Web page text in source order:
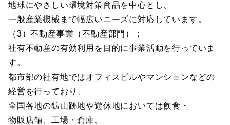
地球にやさしい環境対策商品を中心とし、
一般産業機械まで幅広いニーズに対応しています。
（3）不動産事業（不動産部門）：
社有不動産の有効利用を目的に事業活動を行っていま
す。
都市部の社有地ではオフィスビルやマンションなどの
経営を行っており、
全国各地の鉱山跡地や遊休地においては飲食・
物販店舗、工場・倉庫、